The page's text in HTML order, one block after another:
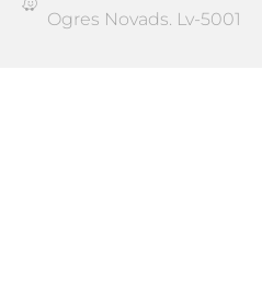
Ogres Novads. Lv-5001